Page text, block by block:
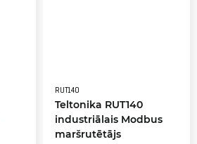
RUT140
Teltonika RUT140
industriālais Modbus
maršrutētājs